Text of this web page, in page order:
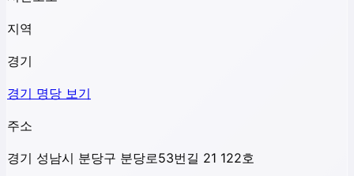
지역
경기
경기 명당 보기
주소
경기 성남시 분당구 분당로53번길 21 122호